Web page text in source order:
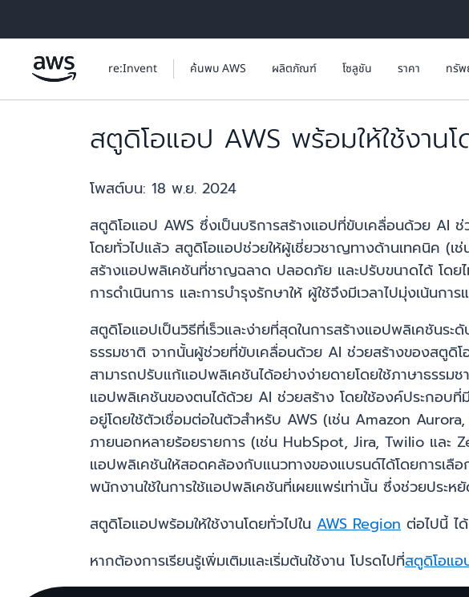
re:Invent ค้นพบ AWS ผลิตภัณฑ์ โซลูชัน ราคา ทรัพ
สตูดิโอแอป AWS พร้อมให้ใช้งาน
โพสต์บน: 18 พ.ย. 2024
สตูดิโอแอป AWS ซึ่งเป็นบริการสร้างแอปที่ขับเคลื่อนด้วย AI
โดยทั่วไปแล้ว สตูดิโอแอปช่วยให้ผู้เชี่ยวชาญทางด้านเทคนิค (
สร้างแอปพลิเคชันที่ชาญฉลาด ปลอดภัย และปรับขนาดได้ โดย
การดำเนินการ และการบำรุงรักษาให้ ผู้ใช้จึงมีเวลาไปมุ่งเน้นก
สตูดิโอแอปเป็นวิธีที่เร็วและง่ายที่สุดในการสร้างแอปพลิเคชันร
ธรรมชาติ จากนั้นผู้ช่วยที่ขับเคลื่อนด้วย AI ช่วยสร้างของสตูดิโ
สามารถปรับแก้แอปพลิเคชันได้อย่างง่ายดายโดยใช้ภาษาธร
แอปพลิเคชันของตนได้ด้วย AI ช่วยสร้าง โดยใช้องค์ประกอบที่
อยู่โดยใช้ตัวเชื่อมต่อในตัวสำหรับ AWS (เช่น Amazon
ภายนอกหลายร้อยรายการ (เช่น HubSpot, Jira, Twilio และ
แอปพลิเคชันให้สอดคล้องกับแนวทางของแบรนด์ได้โดยการเลื
พนักงานใช้ในการใช้แอปพลิเคชันที่เผยแพร่เท่านั้น ซึ่งช่วยปร
สตูดิโอแอปพร้อมให้ใช้งานโดยทั่วไปใน AWS Region ต่อไปนี้ ไ
หากต้องการเรียนรู้เพิ่มเติมและเริ่มต้นใช้งาน โปรดไปที่สตูดิโอแอ